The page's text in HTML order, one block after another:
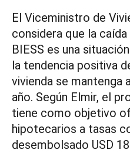
El Viceministro de
considera que la
BIESS es una
la tendencia positiva
vivienda se mantenga
año. Según Elmir, el
tiene como objetivo
hipotecarios a tasas
desembolsado USD